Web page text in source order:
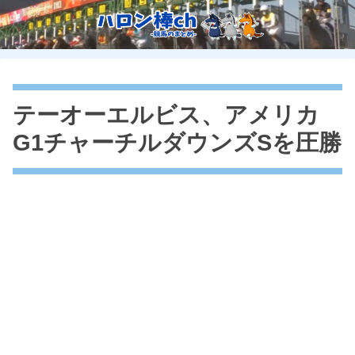
テーオーエルビス、アメリカ
G1チャーチルダウンズSを圧勝